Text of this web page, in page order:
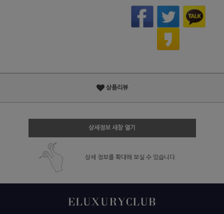
상품리뷰
상세정보 새창 열기
상세 정보를 확대해 보실 수 있습니다.